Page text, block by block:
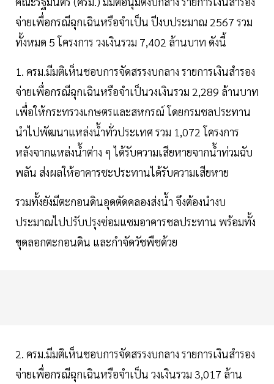
จ่ายเพื่อกรณีฉุกเฉินหรือจำเป็น ปีงบประมาณ 2567 รวม
ทั้งหมด 5 โครงการ วงเงินรวม 7,402 ล้านบาท ดังนี้
1. ครม.มีมติเห็นชอบการจัดสรรงบกลาง รายการเงินสำรอง
จ่ายเพื่อกรณีฉุกเฉินหรือจำเป็นวงเงินรวม 2,289 ล้านบาท
เพื่อให้กระทรวงเกษตรและสหกรณ์ โดยกรมชลประทาน
นำไปพัฒนาแหล่งน้ำทั่วประเทศ รวม 1,072 โครงการ
หลังจากแหล่งน้ำต่าง ๆ ได้รับความเสียหายจากน้ำท่วมฉับ
พลัน ส่งผลให้อาคารชะประทานได้รับความเสียหาย
รวมทั้งยังมีตะกอนดินอุดตัดคลองส่งน้ำ จึงต้องนำงบ
ประมาณไปปรับปรุงซ่อมแซมอาคารชลประทาน พร้อมทั้ง
ขุดลอกตะกอนดิน และกำจัดวัชพืชด้วย
2. ครม.มีมติเห็นชอบการจัดสรรงบกลาง รายการเงินสำรอง
จ่ายเพื่อกรณีฉุกเฉินหรือจำเป็น วงเงินรวม 3,017 ล้าน